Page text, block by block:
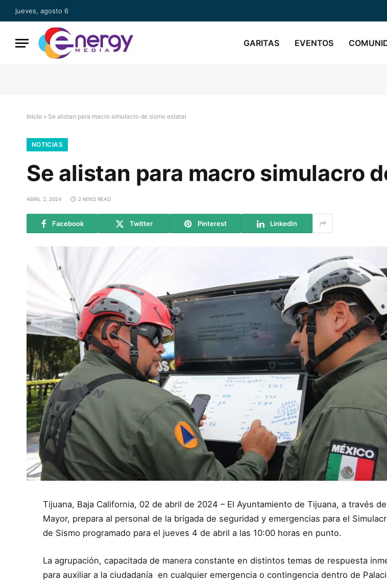
jueves, agosto 6
GARITAS EVENTOS
Inicio » Se alistan para macro simulacro de sismo estatal
NOTICIAS
Se alistan para macro simulacro
ABRIL 2, 2024 2 MINS READ
Facebook Twitter Pinterest LinkedIn
Tijuana, Baja California, 02 de abril de 2024 – El Ayuntamiento de Tijuana, a través
Mayor, prepara al personal de la brigada de seguridad y emergencias para el
de Sismo programado para el jueves 4 de abril a las 10:00 horas en punto.
La agrupación, capacitada de manera constante en distintos temas de respuesta
para auxiliar a la ciudadanía en cualquier emergencia o contingencia dentro de